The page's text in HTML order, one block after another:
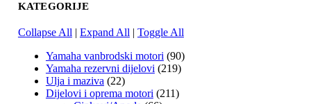
KATEGORIJE
Collapse All | Expand All | Toggle All
Yamaha vanbrodski motori (90)
Yamaha rezervni dijelovi (219)
Ulja i maziva (22)
Dijelovi i oprema motori (211)